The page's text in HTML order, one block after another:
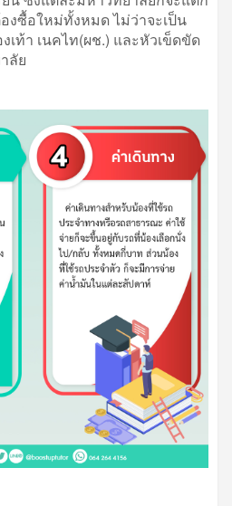
งซื้อใหม่ทั้งหมด ไม่ว่าจะเป็น
งเท้า เนคไท(ผช.) และหัวเข็ดขัด
ลัย